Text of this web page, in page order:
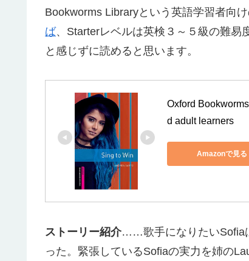
Bookworms Libraryという英語学習者向
ば、Starterレベルは英検３～５級の難易
と感じずに読めると思います。
Oxford
d adult learners
Amazonで見る
ストーリー紹介……歌手になりたいSofia
った。緊張しているSofiaの実力を姉の